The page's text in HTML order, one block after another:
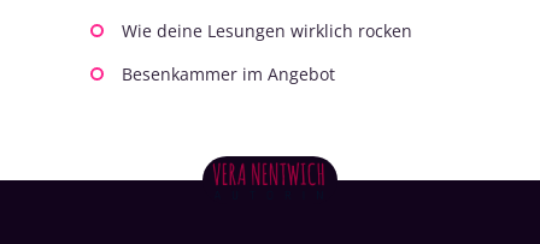
Wie deine Lesungen wirklich rocken
Besenkammer im Angebot